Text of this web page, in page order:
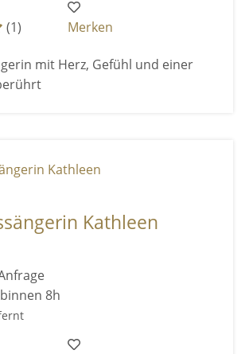
(1)
Merken
mit Herz, Gefühl und einer
Kathleen
8h